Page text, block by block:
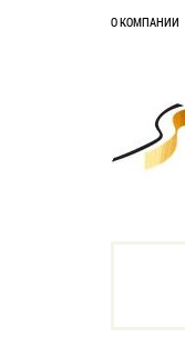
О КОМПАНИИ